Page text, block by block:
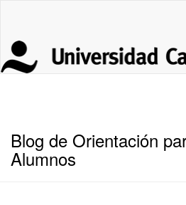
Blog de Orientación
Alumnos